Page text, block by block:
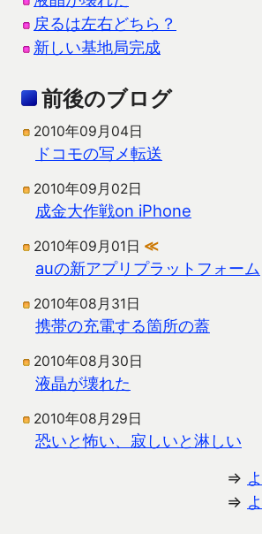
戻るは左右どちら？
新しい基地局完成
前後のブログ
2010年09月04日
ドコモの写メ転送
2010年09月02日
成金大作戦on iPhone
2010年09月01日 ≪
auの新アプリプラットフォーム
2010年08月31日
携帯の充電する箇所の蓋
2010年08月30日
液晶が壊れた
2010年08月29日
恐いと怖い、寂しいと淋しい
⇒
⇒